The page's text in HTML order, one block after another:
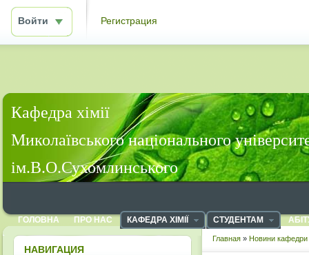
Войти Регистрация
Кафедра хімії
Миколаївського національного
ім.В.О.Сухомлинського
ГОЛОВНА ПРО НАС КАФЕДРА ХІМІЇ СТУДЕНТАМ
Главная » Новини кафедри
НАВИГАЦИЯ